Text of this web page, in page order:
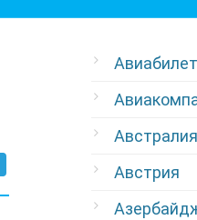
Австралия
Австрия